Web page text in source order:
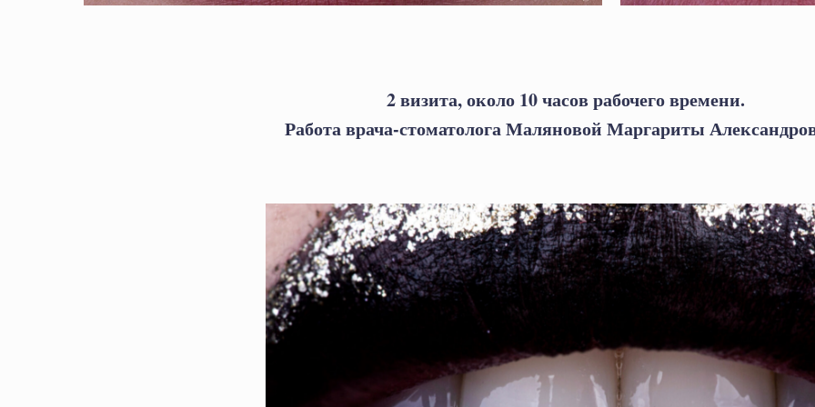
2 визита, около 10 часов рабочего времени.
Работа врача-стоматолога Маляновой Маргариты